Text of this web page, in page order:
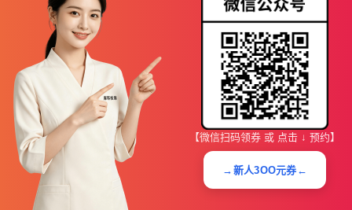
【微信扫码领券 或 点击 ↓ 预约】
→新人3OO元券←